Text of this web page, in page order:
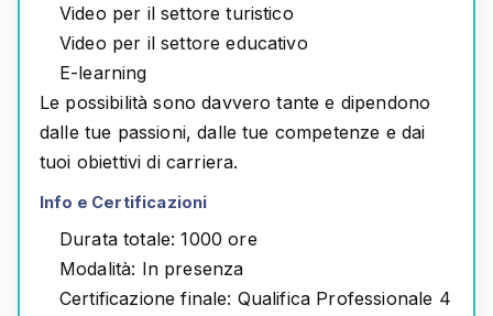
Video per il settore turistico
Video per il settore educativo
E-learning
Le possibilità sono davvero tante e dipendono
dalle tue passioni, dalle tue competenze e dai
tuoi obiettivi di carriera.
Info e Certificazioni
Durata totale: 1000 ore
Modalità: In presenza
Certificazione finale: Qualifica Professionale 4